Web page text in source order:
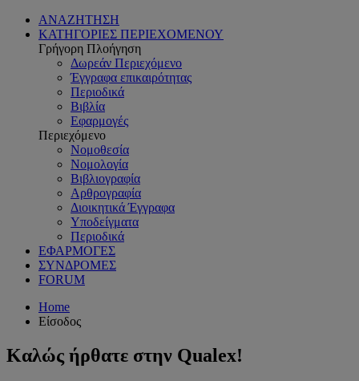
ΑΝΑΖΗΤΗΣΗ
ΚΑΤΗΓΟΡΙΕΣ ΠΕΡΙΕΧΟΜΕΝΟΥ
Γρήγορη Πλοήγηση
Δωρεάν Περιεχόμενο
Έγγραφα επικαιρότητας
Περιοδικά
Βιβλία
Εφαρμογές
Περιεχόμενο
Νομοθεσία
Νομολογία
Βιβλιογραφία
Αρθρογραφία
Διοικητικά Έγγραφα
Υποδείγματα
Περιοδικά
ΕΦΑΡΜΟΓΕΣ
ΣΥΝΔΡΟΜΕΣ
FORUM
Home
Είσοδος
Καλώς ήρθατε στην Qualex!